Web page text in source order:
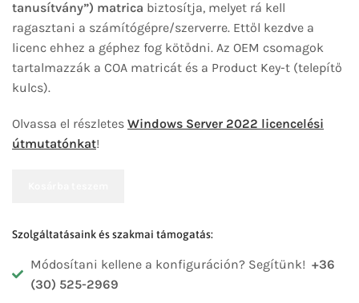
tanusítvány”) matrica biztosítja, melyet rá kell
ragasztani a számítógépre/szerverre. Ettől kezdve a
licenc ehhez a géphez fog kötődni. Az OEM csomagok
tartalmazzák a COA matricát és a Product Key-t (telepítő
kulcs).
Olvassa el részletes Windows Server 2022 licencelési
útmutatónkat!
Szolgáltatásaink és szakmai támogatás:
Módosítani kellene a konfiguráción? Segítünk! +36
(30) 525-2969